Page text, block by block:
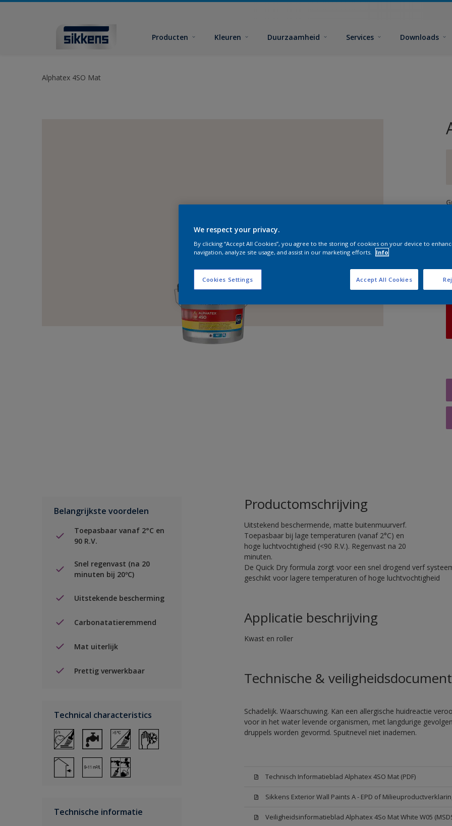
Producten Kleuren Duurzaamheid Services Downloads
Alphatex 4SO Mat
Belangrijkste voordelen
Toepasbaar vanaf 2°C en
90 R.V.
Snel regenvast (na 20
minuten bij 20ºC)
Uitstekende bescherming
Carbonatatieremmend
Mat uiterlijk
Prettig verwerkbaar
Technical characteristics
Technische informatie
Productomschrijving
Uitstekend beschermende, matte buitenmuurverf.
Toepasbaar bij lage temperaturen (vanaf 2°C) en
hoge luchtvochtigheid (<90 R.V.). Regenvast na 20
minuten.
De Quick Dry formula zorgt voor een snel drogend verf
geschikt voor lagere temperaturen of hoge luchtvochtigheid
Applicatie beschrijving
Kwast en roller
Technische &
Schadelijk. Waarschuwing. Kan een allergische huidreactie
voor in het water levende organismen, met langdurige
druppels worden gevormd. Spuitnevel niet inademen.
Technisch Informatieblad Alphatex 4SO Mat (PDF)
Sikkens Exterior Wall Paints A - EPD of
Veiligheidsinformatieblad Alphatex 4So Mat White W05
We respect your privacy.
By clicking “Accept All Cookies”, you agree to the storing of cookies on your device to
navigation, analyze site usage, and assist in our marketing efforts.
Info
Cookies Settings Accept All Cookies